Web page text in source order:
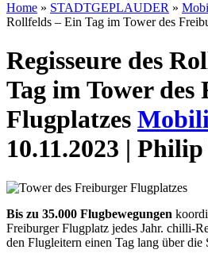
Home » STADTGEPLAUDER »
Rollfelds – Ein Tag im Tower des
Regisseure des
Tag im Tower
Flugplatzes
10.11.2023 |
Bis zu 35.000 Flugbewegungen
Freiburger Flugplatz jedes Jahr. chilli-
den Flugleitern einen Tag lang über die